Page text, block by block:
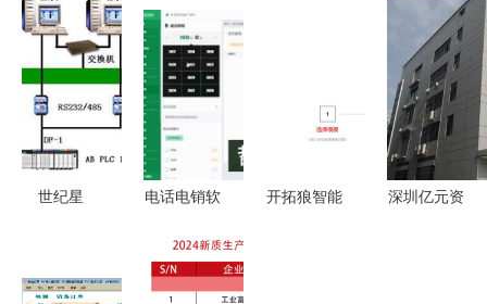
证书,让网
站安全无负
担
拓展技术与
应用的边界
务专属
SolidWorks
Electrical
2013安装
指南与产品
背景解析
世纪星
组态软件
电话电销软
系统 网络
技术服务助
开拓狼智能
深圳亿元资